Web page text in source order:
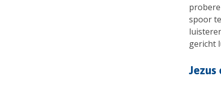
spoor
gericht